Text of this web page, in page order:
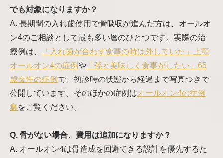
でも対象になりますか？
A. 長期間の入れ歯使用で骨吸収が進んだ方は、オールオ
ン4のご相談として最も多い層のひとつです。実際の治
療例は、
「入れ歯が合わず食事の時は外していた」上顎
オールオン4の症例や 「孫と美味しく食事がしたい」65
歳女性の症例 で、初診時の状態から経過まで写真つきで
公開しています。そのほかの症例はオールオン4の症例
集をご覧ください。
Q. 骨がない場合、費用は追加になりますか？
A. オールオン4は骨造成を回避できる設計を優先するた